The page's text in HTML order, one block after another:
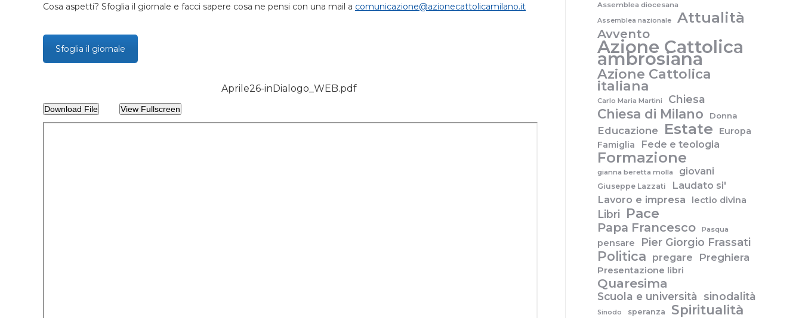
Cosa aspetti? Sfoglia il giornale e facci sapere cosa ne pensi con una mail a comunicazione@azionecattolicamilano.it
Sfoglia il giornale
Aprile26-inDialogo_WEB.pdf
Download File View Fullscreen
Assemblea diocesana
Assemblea nazionale Attualità
Avvento
Azione Cattolica
ambrosiana
Azione Cattolica
italiana
Carlo Maria Martini Chiesa
Chiesa di Milano Donna
Educazione Estate
Europa
Famiglia
Fede e teologia
Formazione
gianna beretta molla giovani
Giuseppe Lazzati
Laudato si'
Lavoro e impresa
lectio divina
Libri Pace
Papa Francesco Pasqua
pensare Pier Giorgio Frassati
Politica pregare Preghiera
Presentazione libri
Quaresima
Scuola e università sinodalità
Sinodo speranza Spiritualità